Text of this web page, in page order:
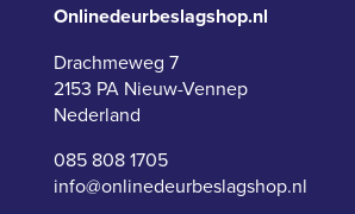
Onlinedeurbeslagshop.nl
Drachmeweg 7
2153 PA Nieuw-Vennep
Nederland
085 808 1705
info@onlinedeurbeslagshop.nl